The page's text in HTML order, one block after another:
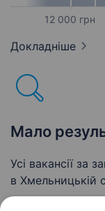
12 000 грн
Докладніше
Мало
Усі вакансії за
в Хмельницькій